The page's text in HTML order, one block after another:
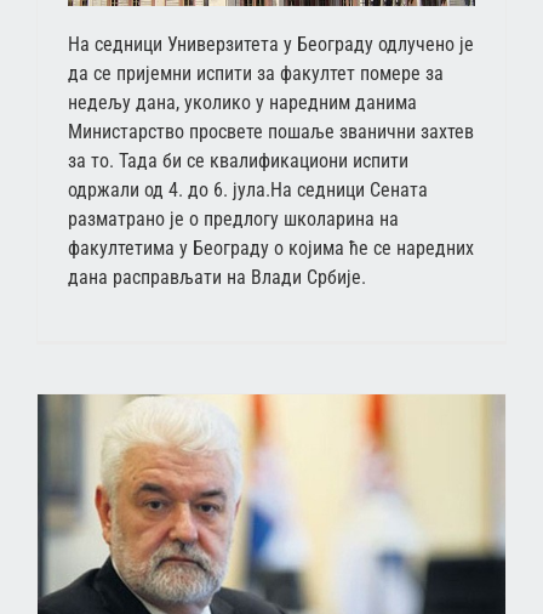
На седници Универзитета у Београду одлучено је
да се пријемни испити за факултет помере за
недељу дана, уколико у наредним данима
Министарство просвете пошаље званични захтев
за то. Тада би се квалификациони испити
одржали од 4. до 6. јула.На седници Сената
разматрано је о предлогу школарина на
факултетима у Београду о којима ће се наредних
дана расправљати на Влади Србије.